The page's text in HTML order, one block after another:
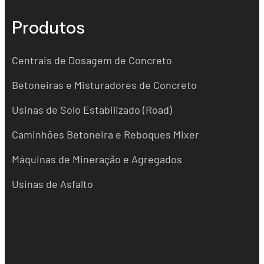
Produtos
Centrais de Dosagem de Concreto
Betoneiras e Misturadores de Concreto
Usinas de Solo Estabilizado (Road)
Caminhões Betoneira e Reboques Mixer
Máquinas de Mineração e Agregados
Usinas de Asfalto